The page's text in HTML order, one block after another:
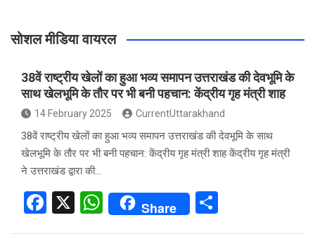
सोशल मीडिया वायरल
38वें राष्ट्रीय खेलों का हुआ भव्य समापन उत्तराखंड की देवभूमि के
साथ खेलभूमि के तौर पर भी बनी पहचान: केंद्रीय गृह मंत्री शाह
14 February 2025 CurrentUttarakhand
38वें राष्ट्रीय खेलों का हुआ भव्य समापन उत्तराखंड की देवभूमि के साथ
खेलभूमि के तौर पर भी बनी पहचान: केंद्रीय गृह मंत्री शाह केंद्रीय गृह मंत्री
ने उत्तराखंड द्वारा की…
F
X
W
Share